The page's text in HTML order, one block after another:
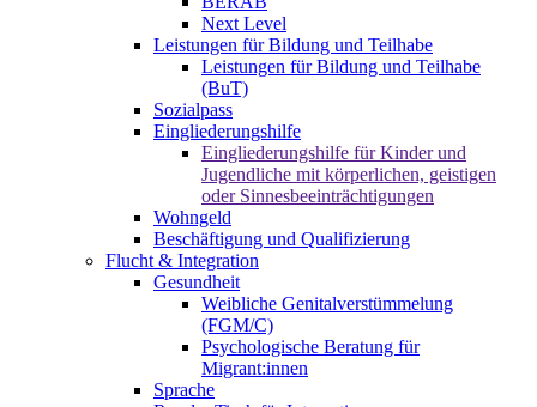
Next Level
Leistungen für Bildung und Teilhabe
Leistungen für Bildung und Teilhabe
(BuT)
Sozialpass
Eingliederungshilfe
Eingliederungshilfe für Kinder und
Jugendliche mit körperlichen, geistigen
oder Sinnesbeeinträchtigungen
Wohngeld
Beschäftigung und Qualifizierung
Flucht & Integration
Gesundheit
Weibliche Genitalverstümmelung
(FGM/C)
Psychologische Beratung für
Migrant:innen
Sprache